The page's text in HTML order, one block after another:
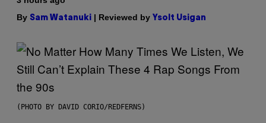
By Sam Watanuki | Reviewed by Ysolt Usigan
(PHOTO BY DAVID CORIO/REDFERNS)